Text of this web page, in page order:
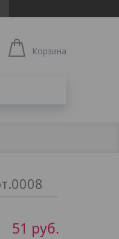
Корзина
51 руб.